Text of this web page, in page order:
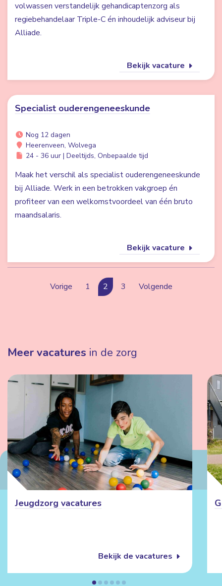
volwassen verstandelijk gehandicaptenzorg als
regiebehandelaar Triple-C én inhoudelijk adviseur bij
Alliade.
Bekijk vacature
Specialist ouderengeneeskunde
Nog 12 dagen
Heerenveen, Wolvega
24 - 36 uur | Deeltijds, Onbepaalde tijd
Maak het verschil als specialist ouderengeneeskunde
bij Alliade. Werk in een betrokken vakgroep én
profiteer van een welkomstvoordeel van één bruto
maandsalaris.
Bekijk vacature
Vorige 1 2 3 Volgende
Meer vacatures in de zorg
Jeugdzorg vacatures
Bekijk de vacatures